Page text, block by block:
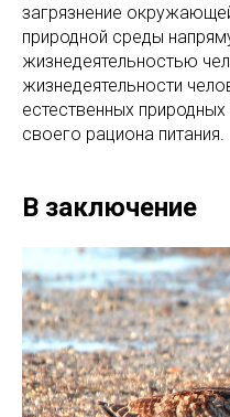
загрязнение
природной среды
жизнедеятельностью
жизнедеятельности
естественных
своего рациона питания.
В заключение